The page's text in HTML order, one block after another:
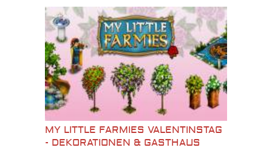
MY LITTLE FARMIES VALENTINSTAG
- DEKORATIONEN & GASTHAUS